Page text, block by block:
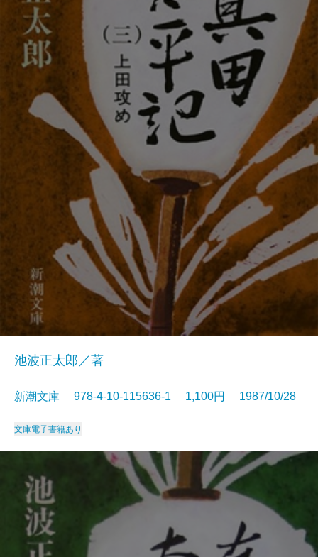
池波正太郎／著
新潮文庫 978-4-10-115636-1 1,100円 1987/10/28
文庫電子書籍あり